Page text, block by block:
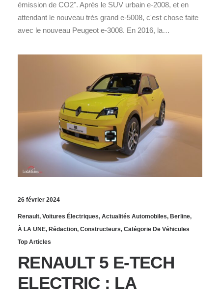
émission de CO2". Après le SUV urbain e-2008, et en
attendant le nouveau très grand e-5008, c'est chose faite
avec le nouveau Peugeot e-3008. En 2016, la…
26 février 2024
Renault, Voitures Électriques, Actualités Automobiles, Berline,
À LA UNE, Rédaction, Constructeurs, Catégorie De Véhicules
Top Articles
RENAULT 5 E-TECH
ELECTRIC : LA